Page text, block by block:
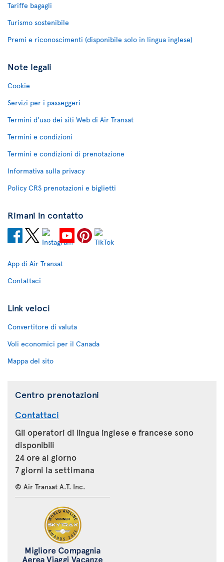
Tariffe bagagli
Turismo sostenibile
Premi e riconoscimenti (disponibile solo in lingua inglese)
Note legali
Cookie
Servizi per i passeggeri
Termini d'uso dei siti Web di Air Transat
Termini e condizioni
Termini e condizioni di prenotazione
Informativa sulla privacy
Policy CRS prenotazioni e biglietti
Rimani in contatto
App di Air Transat
Contattaci
Link veloci
Convertitore di valuta
Voli economici per il Canada
Mappa del sito
Centro prenotazioni
Contattaci
Gli operatori di lingua inglese e francese sono
disponibili
24 ore al giorno
7 giorni la settimana
© Air Transat A.T. Inc.